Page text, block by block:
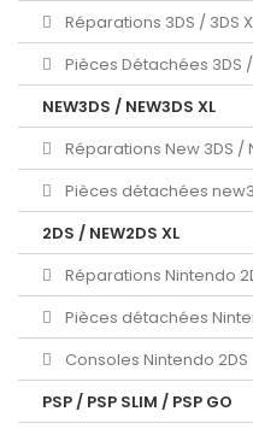
Réparations 3DS / 3DS
Pièces Détachées 3DS /
NEW3DS / NEW3DS XL
Réparations New 3DS /
Pièces détachées
2DS / NEW2DS XL
Réparations Nintendo
Pièces détachées
Consoles Nintendo 2DS
PSP / PSP SLIM / PSP GO